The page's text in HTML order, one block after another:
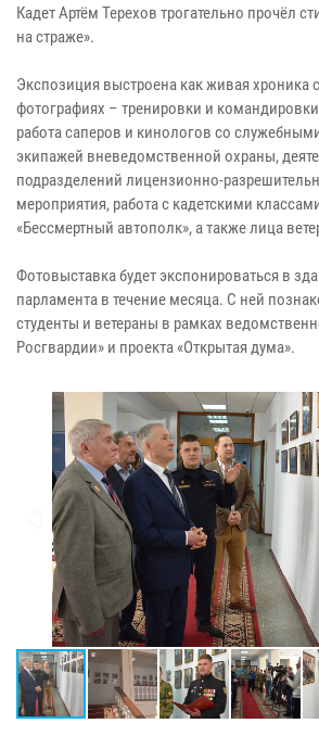
Кадет Артём Терехов трогательно прочёл
на страже».
Экспозиция выстроена как живая хроника
фотографиях – тренировки и
работа саперов и кинологов со
экипажей вневедомственной охраны,
подразделений лицензионно-
мероприятия, работа с кадетскими
«Бессмертный автополк», а также лица
Фотовыставка будет экспонироваться в
парламента в течение месяца. С ней
студенты и ветераны в рамках
Росгвардии» и проекта «Открытая дума».